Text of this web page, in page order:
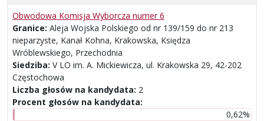
Obwodowa Komisja Wyborcza numer 6
Granice: Aleja Wojska Polskiego od nr 139/159 do nr 213
nieparzyste, Kanał Kohna, Krakowska, Księdza
Wróblewskiego, Przechodnia
Siedziba: V LO im. A. Mickiewicza, ul. Krakowska 29, 42-202
Częstochowa
Liczba głosów na kandydata: 2
Procent głosów na kandydata:
0,62%